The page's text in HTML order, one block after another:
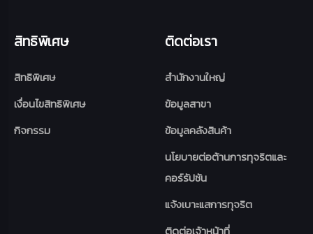
สิทธิพิเศษ
สิทธิพิเศษ
เงื่อนไขสิทธิพิเศษ
กิจกรรม
ติดต่อเรา
สำนักงานใหญ่
ข้อมูลสาขา
ข้อมูลคลังสินค้า
นโยบายต่อต้านการทุจริตและ
คอร์รัปชัน
แจ้งเบาะแสการทุจริต